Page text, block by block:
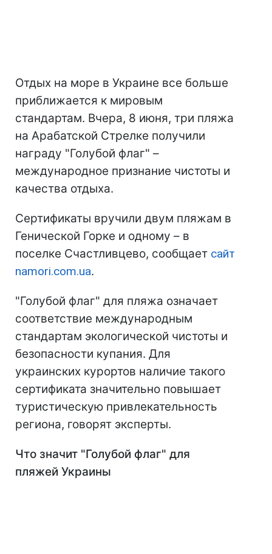
Отдых на море в Украине все больше
приближается к мировым
стандартам. Вчера, 8 июня, три пляжа
на Арабатской Стрелке получили
награду "Голубой флаг" –
международное признание чистоты и
качества отдыха.
Сертификаты вручили двум пляжам в
Генической Горке и одному – в
поселке Счастливцево, сообщает сайт
namori.com.ua.
"Голубой флаг" для пляжа означает
соответствие международным
стандартам экологической чистоты и
безопасности купания. Для
украинских курортов наличие такого
сертификата значительно повышает
туристическую привлекательность
региона, говорят эксперты.
Что значит "Голубой флаг" для
пляжей Украины